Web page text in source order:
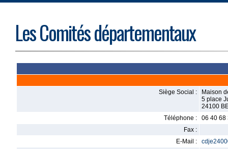
Les Comités départementaux
Siège Social :
Maison
5 place
24100
Téléphone :
06 40 68
Fax :
E-Mail :